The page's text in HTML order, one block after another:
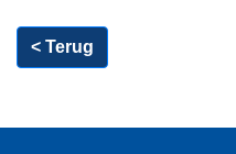
< Terug